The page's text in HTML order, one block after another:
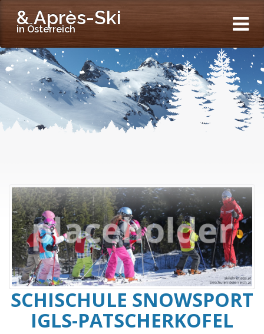
& Après-Ski
in Österreich
SCHISCHULE SNOWSPORT
IGLS-PATSCHERKOFEL